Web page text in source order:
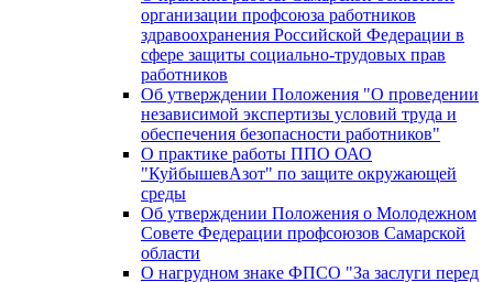
организации профсоюза работников
здравоохранения Российской Федерации в
сфере защиты социально-трудовых прав
работников
Об утверждении Положения "О проведении
независимой экспертизы условий труда и
обеспечения безопасности работников"
О практике работы ППО ОАО
"КуйбышевАзот" по защите окружающей
среды
Об утверждении Положения о Молодежном
Совете Федерации профсоюзов Самарской
области
О нагрудном знаке ФПСО "За заслуги перед